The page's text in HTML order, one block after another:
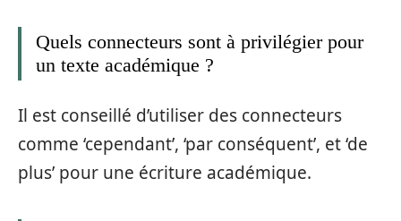
Quels connecteurs sont à privilégier pour
un texte académique ?
Il est conseillé d’utiliser des connecteurs
comme ‘cependant’, ‘par conséquent’, et ‘de
plus’ pour une écriture académique.